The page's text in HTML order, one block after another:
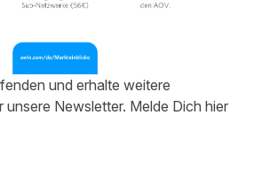
und erhalte weitere
unsere Newsletter. Melde Dich hier